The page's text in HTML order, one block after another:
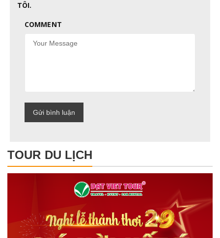
TÔI.
COMMENT
TOUR DU LỊCH